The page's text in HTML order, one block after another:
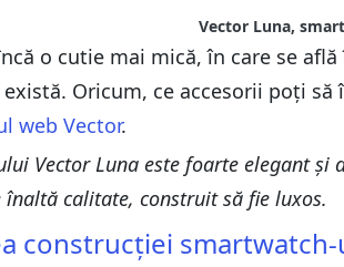
Vector Luna,
o cutie mai mică, în care se
Oricum, ce accesorii poți
web Vector.
Vector Luna este foarte elegant
calitate, construit să fie luxos.
construcției